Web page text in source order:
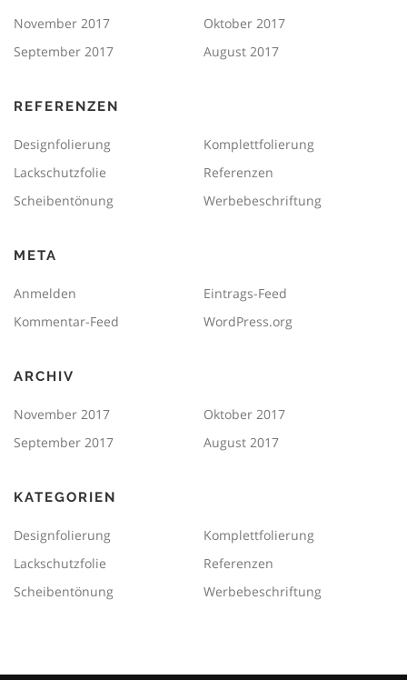
November 2017
Oktober 2017
September 2017
August 2017
REFERENZEN
Designfolierung
Komplettfolierung
Lackschutzfolie
Referenzen
Scheibentönung
Werbebeschriftung
META
Anmelden
Eintrags-Feed
Kommentar-Feed
WordPress.org
ARCHIV
November 2017
Oktober 2017
September 2017
August 2017
KATEGORIEN
Designfolierung
Komplettfolierung
Lackschutzfolie
Referenzen
Scheibentönung
Werbebeschriftung